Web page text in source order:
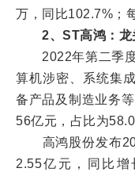
万，同比102.7%；
2、ST高鸿：龙
2022年第二季度
算机涉密、系统集
备产品及制造业务
56亿元，占比为
高鸿股份发布
2.55亿元，同比增